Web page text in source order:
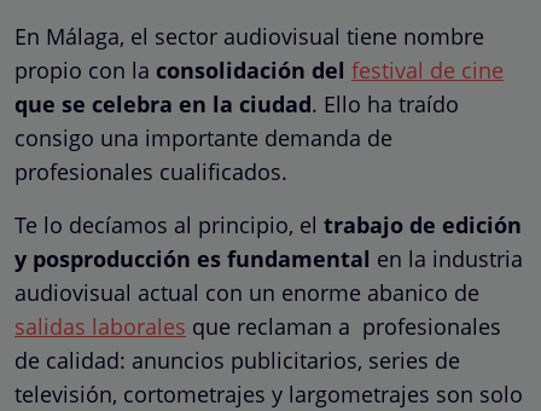
En Málaga, el sector audiovisual tiene nombre
propio con la consolidación del festival de cine
que se celebra en la ciudad. Ello ha traído
consigo una importante demanda de
profesionales cualificados.
Te lo decíamos al principio, el trabajo de edición
y posproducción es fundamental en la industria
audiovisual actual con un enorme abanico de
salidas laborales que reclaman a profesionales
de calidad: anuncios publicitarios, series de
televisión, cortometrajes y largometrajes son solo